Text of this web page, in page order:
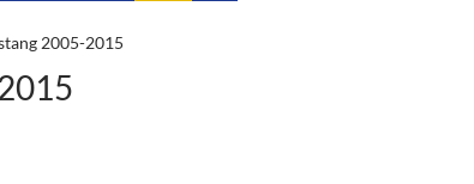
2005-2015